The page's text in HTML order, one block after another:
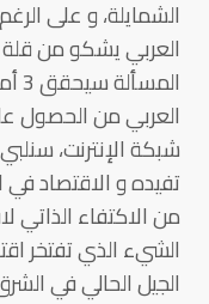
الشمايلة، و على
العربي يشكو من
العربي من الحصول
شبكة الإنترنت،
تفيده و الاقتصاد
من الاكتفاء الذاتي
الشيء الذي تفتخر
الجيل الحالي في